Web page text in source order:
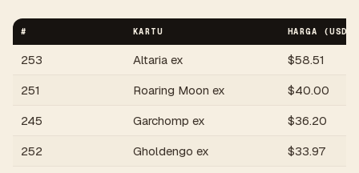
# KARTU HARGA (USD)
253 Altaria ex $58.51
251
Roaring Moon ex $40.00
245
Garchomp ex $36.20
252
Gholdengo ex $33.97